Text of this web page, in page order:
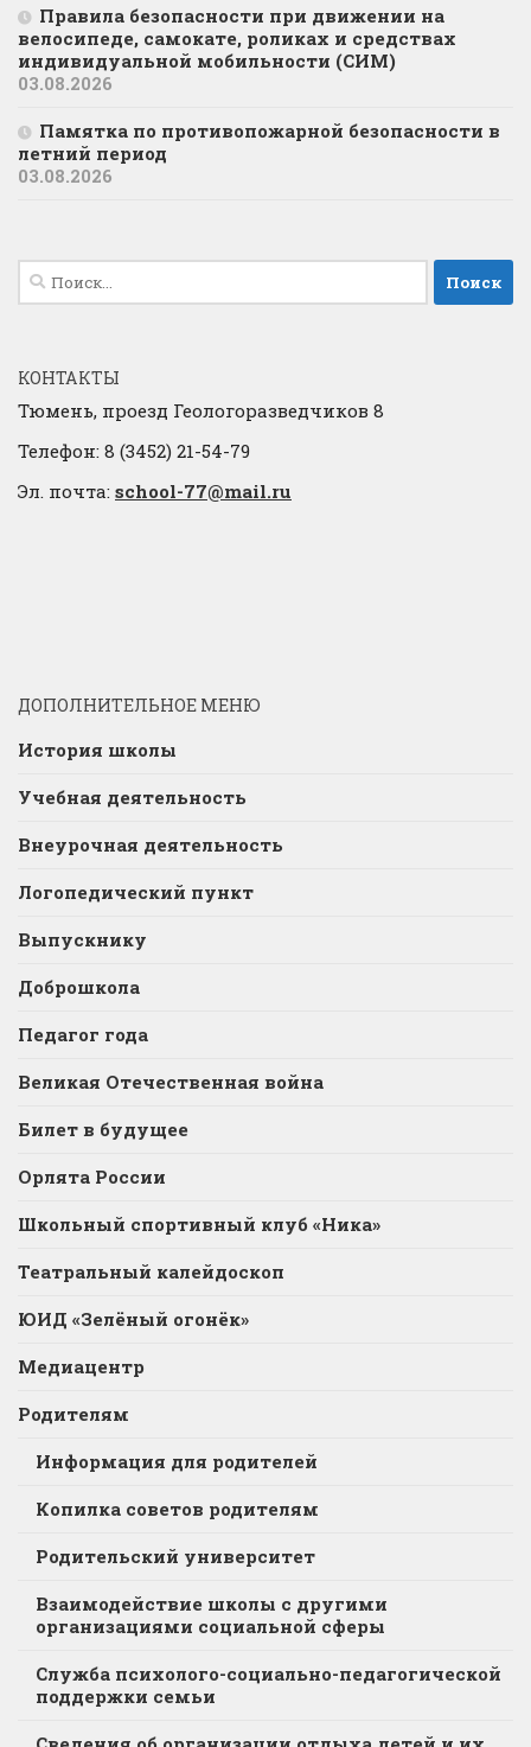
Правила безопасности при движении на
велосипеде, самокате, роликах и средствах
индивидуальной мобильности (СИМ)
03.08.2026
Памятка по противопожарной безопасности в
летний период
03.08.2026
Найти:
КОНТАКТЫ
Тюмень, проезд Геологоразведчиков 8
Телефон: 8 (3452) 21-54-79
Эл. почта: school-77@mail.ru
ДОПОЛНИТЕЛЬНОЕ МЕНЮ
История школы
Учебная деятельность
Внеурочная деятельность
Логопедический пункт
Выпускнику
Доброшкола
Педагог года
Великая Отечественная война
Билет в будущее
Орлята России
Школьный спортивный клуб «Ника»
Театральный калейдоскоп
ЮИД «Зелёный огонёк»
Медиацентр
Родителям
Информация для родителей
Копилка советов родителям
Родительский университет
Взаимодействие школы с другими
организациями социальной сферы
Служба психолого-социально-педагогической
поддержки семьи